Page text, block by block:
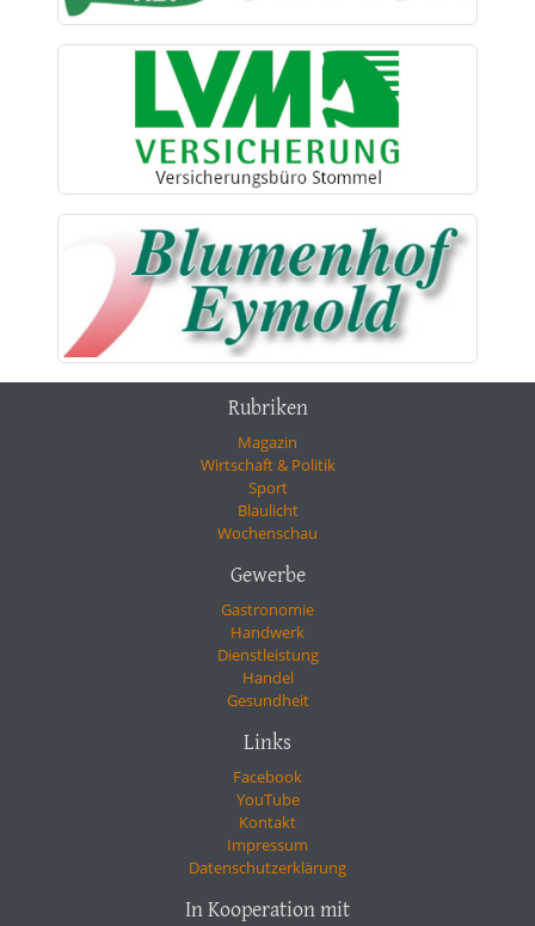
Rubriken
Magazin
Wirtschaft & Politik
Sport
Blaulicht
Wochenschau
Gewerbe
Gastronomie
Handwerk
Dienstleistung
Handel
Gesundheit
Links
Facebook
YouTube
Kontakt
Impressum
Datenschutzerklärung
In Kooperation mit